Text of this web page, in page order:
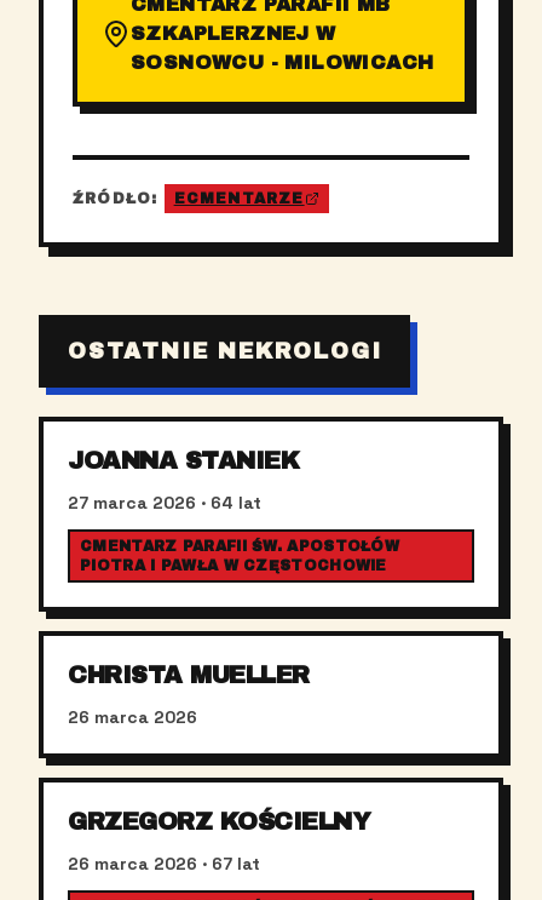
CMENTARZ PARAFII MB
SZKAPLERZNEJ W
SOSNOWCU - MILOWICACH
ŹRÓDŁO: ECMENTARZE
OSTATNIE NEKROLOGI
JOANNA STANIEK
27 marca 2026 · 64 lat
CMENTARZ PARAFII ŚW. APOSTOŁÓW
PIOTRA I PAWŁA W CZĘSTOCHOWIE
CHRISTA MUELLER
26 marca 2026
GRZEGORZ KOŚCIELNY
26 marca 2026 · 67 lat